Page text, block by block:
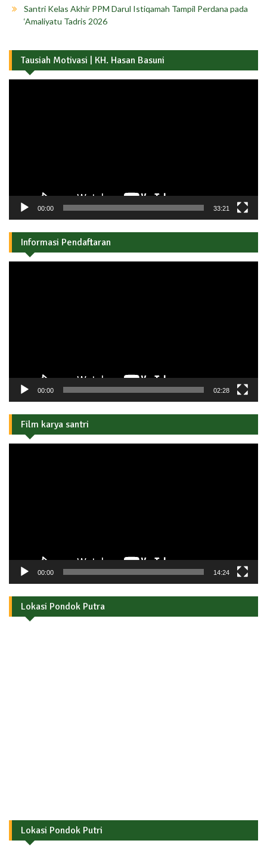
Santri Kelas Akhir PPM Darul Istiqamah Tampil Perdana pada
‘Amaliyatu Tadris 2026
Tausiah Motivasi | KH. Hasan Basuni
00:00 33:21
Informasi Pendaftaran
00:00 02:28
Film karya santri
00:00 14:24
Lokasi Pondok Putra
Lokasi Pondok Putri